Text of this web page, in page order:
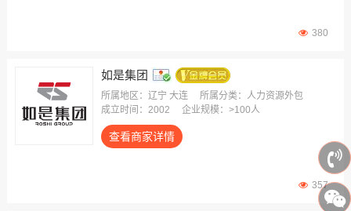
380
如是集团
所属地区：辽宁 大连
所属分类：人力资源外包
成立时间：2002
企业规模：>100人
查看商家详情
357